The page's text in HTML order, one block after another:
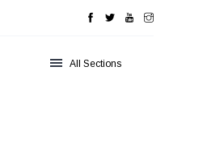
All Sections